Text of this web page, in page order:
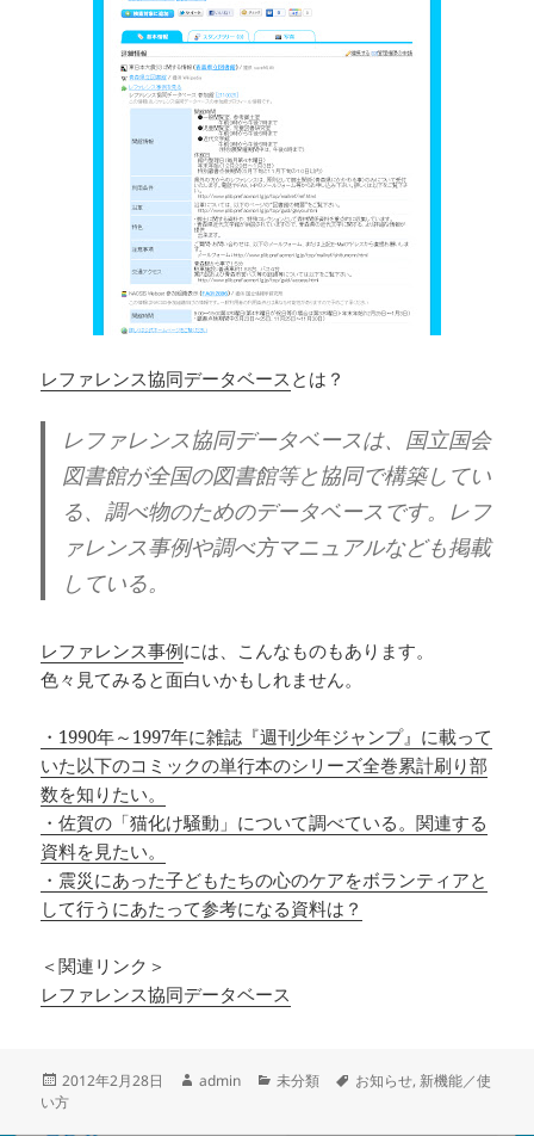
レファレンス協同データベース とは？
レファレンス協同データベースは、国立国会
図書館が全国の図書館等と協同で構築してい
る、調べ物のためのデータベースです。レフ
ァレンス事例や調べ方マニュアルなども掲載
している。
レファレンス事例には、こんなものもあります。
色々見てみると面白いかもしれません。
・1990年～1997年に雑誌『週刊少年ジャンプ』に載って
いた以下のコミックの単行本のシリーズ全巻累計刷り部
数を知りたい。
・佐賀の「猫化け騒動」について調べている。関連する
資料を見たい。
・震災にあった子どもたちの心のケアをボランティアと
して行うにあたって参考になる資料は？
＜関連リンク＞
レファレンス協同データベース
投
稿
2012年2月28日
作
admin
カ
未分類
タ
お知らせ, 新機能／使
い方